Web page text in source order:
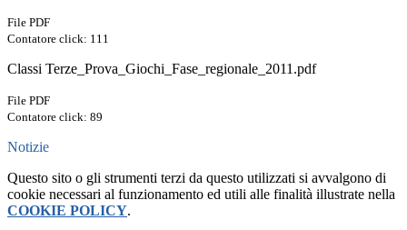
File PDF
Contatore click: 111
Classi Terze_Prova_Giochi_Fase_regionale_2011.pdf
File PDF
Contatore click: 89
Notizie
Questo sito o gli strumenti terzi da questo utilizzati si avvalgono di
cookie necessari al funzionamento ed utili alle finalità illustrate nella
COOKIE POLICY.